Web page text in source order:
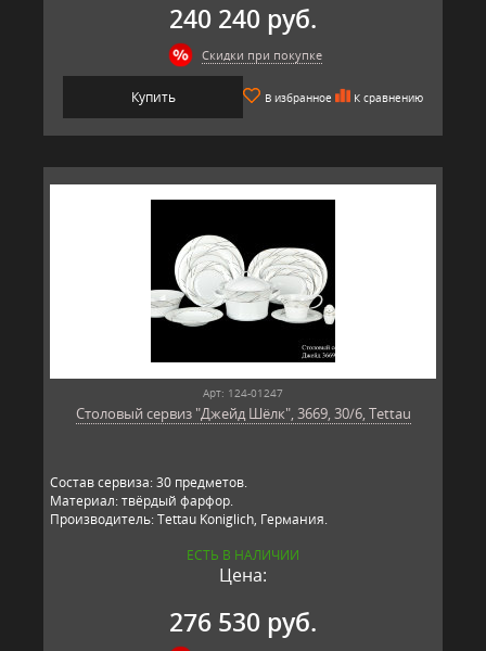
240 240 руб.
Скидки при покупке
Купить В избранное К сравнению
Арт: 124-01247
Столовый сервиз "Джейд Шёлк", 3669, 30/6, Tettau
Состав сервиза: 30 предметов.
Материал: твёрдый фарфор.
Производитель: Tettau Koniglich, Германия.
ЕСТЬ В НАЛИЧИИ
Цена:
276 530 руб.